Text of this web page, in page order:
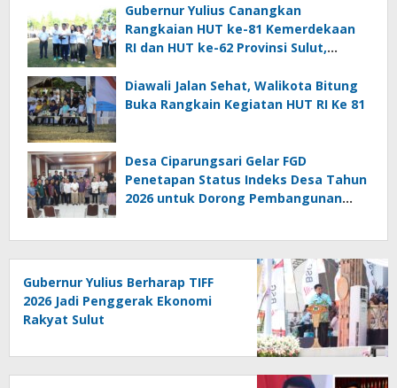
Gubernur Yulius Canangkan
Rangkaian HUT ke-81 Kemerdekaan
RI dan HUT ke-62 Provinsi Sulut,
Diawali Jalan Sehat, Walikota Bitung
Buka Rangkain Kegiatan HUT RI Ke 81
Desa Ciparungsari Gelar FGD
Penetapan Status Indeks Desa Tahun
2026 untuk Dorong Pembangunan
Gubernur Yulius Berharap TIFF
2026 Jadi Penggerak Ekonomi
Rakyat Sulut